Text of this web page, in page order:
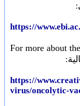
https://
For more about
https://
virus/oncolytic-